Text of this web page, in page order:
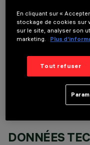
DONNÉES
En cliquant sur «
stockage de cookies sur
sur le site, analyser son
marketing.
Plus
Tout refuser